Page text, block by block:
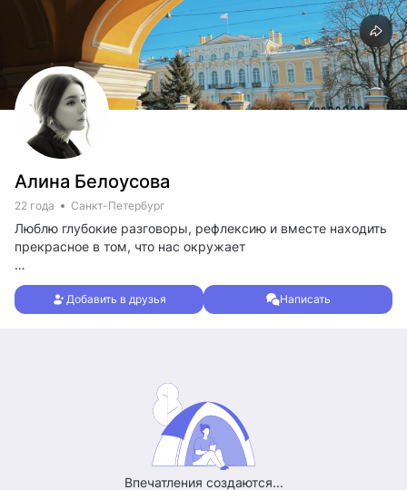
Алина Белоусова
22 года Санкт-Петербург
Люблю глубокие разговоры, рефлексию и вместе находить
прекрасное в том, что нас окружает
Хочу найти компанию для моих приключений по Питеру. А
скоро еще еду в Нижний Н.
Добавить в друзья Написать
Впечатления создаются...